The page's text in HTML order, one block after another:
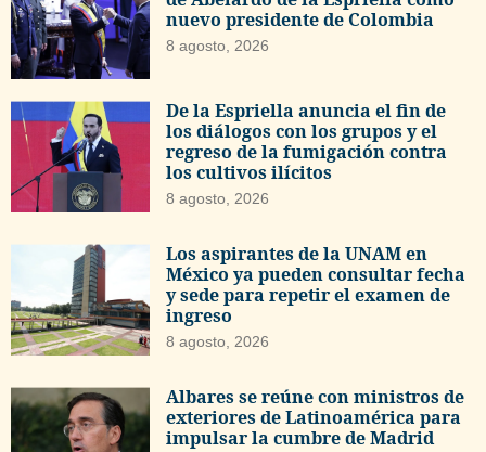
nuevo presidente de Colombia
8 agosto, 2026
De la Espriella anuncia el fin de
los diálogos con los grupos y el
regreso de la fumigación contra
los cultivos ilícitos
8 agosto, 2026
Los aspirantes de la UNAM en
México ya pueden consultar fecha
y sede para repetir el examen de
ingreso
8 agosto, 2026
Albares se reúne con ministros de
exteriores de Latinoamérica para
impulsar la cumbre de Madrid